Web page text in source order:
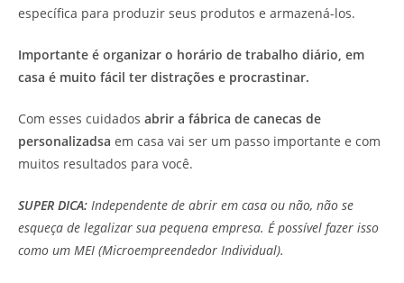
específica para produzir seus produtos e armazená-los.
Importante é organizar o horário de trabalho diário, em
casa é muito fácil ter distrações e procrastinar.
Com esses cuidados abrir a fábrica de canecas de
personalizadsa em casa vai ser um passo importante e com
muitos resultados para você.
SUPER DICA: Independente de abrir em casa ou não, não se
esqueça de legalizar sua pequena empresa. É possível fazer isso
como um MEI (Microempreendedor Individual).